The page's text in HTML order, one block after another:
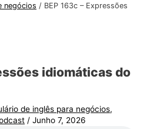
negócios / BEP 163c – Expressões
idiomáticas do
de inglês para negócios,
/Junho 7, 2026